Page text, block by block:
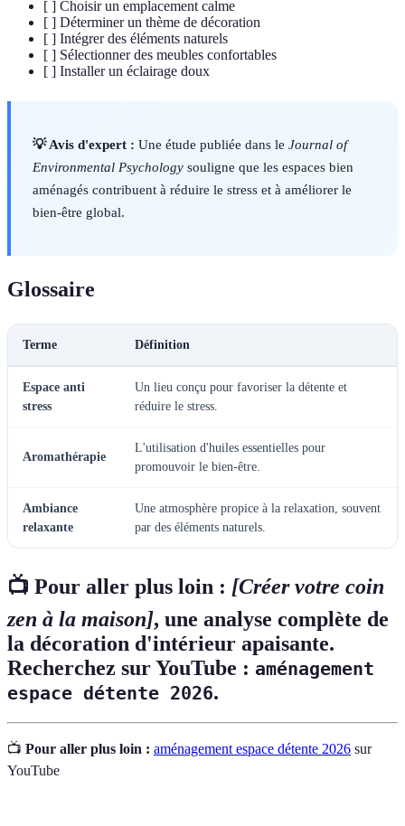
[ ] Choisir un emplacement calme
[ ] Déterminer un thème de décoration
[ ] Intégrer des éléments naturels
[ ] Sélectionner des meubles confortables
[ ] Installer un éclairage doux
💡 Avis d'expert : Une étude publiée dans le Journal of
Environmental Psychology souligne que les espaces bien
aménagés contribuent à réduire le stress et à améliorer le
bien-être global.
Glossaire
Terme Définition
Espace anti
stress
Un lieu conçu pour favoriser la détente et
réduire le stress.
Aromathérapie
L'utilisation d'huiles essentielles pour
promouvoir le bien-être.
Ambiance
relaxante
Une atmosphère propice à la relaxation, souvent
par des éléments naturels.
📺 Pour aller plus loin : [Créer votre coin
zen à la maison], une analyse complète de
la décoration d'intérieur apaisante.
Recherchez sur YouTube : aménagement
espace détente 2026.
📺 Pour aller plus loin : aménagement espace détente 2026 sur
YouTube